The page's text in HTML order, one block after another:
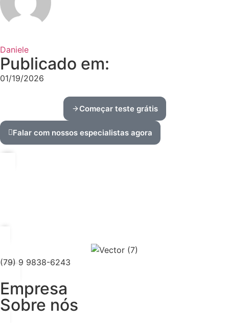
Daniele
Publicado em:
01/19/2026
Começar teste grátis
Falar com nossos especialistas agora
(79) 9 9838-6243
Empresa
Sobre nós